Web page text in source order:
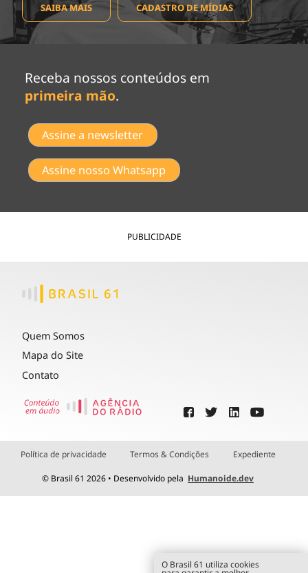
SAIBA MAIS CADASTRO DE MÍDIAS
Receba nossos conteúdos em
primeira mão.
Assine a newsletter
Assine nosso Whatsapp
PUBLICIDADE
Quem Somos
Mapa do Site
Contato
Política de privacidade Termos & Condições Expediente
© Brasil 61 2026 • Desenvolvido pela Humanoide.dev
O Brasil 61 utiliza cookies